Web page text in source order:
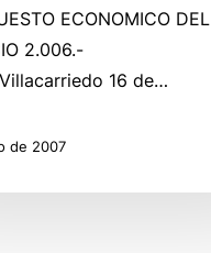
ECONOMICO DEL
2.006.-
16 de…
de 2007